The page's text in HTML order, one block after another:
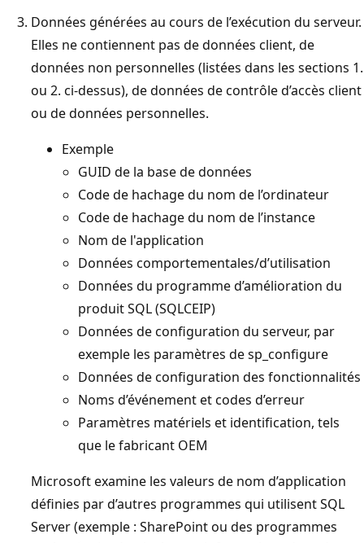
Données générées au cours de l’exécution du serveur.
Elles ne contiennent pas de données client, de
données non personnelles (listées dans les sections 1.
ou 2. ci-dessus), de données de contrôle d’accès client
ou de données personnelles.
Exemple
GUID de la base de données
Code de hachage du nom de l’ordinateur
Code de hachage du nom de l’instance
Nom de l'application
Données comportementales/d’utilisation
Données du programme d’amélioration du
produit SQL (SQLCEIP)
Données de configuration du serveur, par
exemple les paramètres de sp_configure
Données de configuration des fonctionnalités
Noms d’événement et codes d’erreur
Paramètres matériels et identification, tels
que le fabricant OEM
Microsoft examine les valeurs de nom d’application
définies par d’autres programmes qui utilisent SQL
Server (exemple : SharePoint ou des programmes